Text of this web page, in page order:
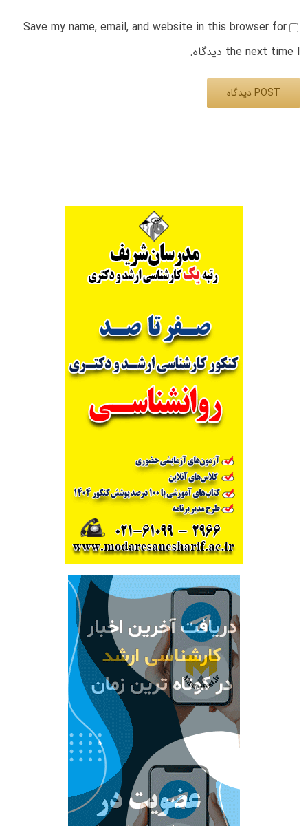
Save my name, email, and website in this browser for
the next time I دیدگاه.